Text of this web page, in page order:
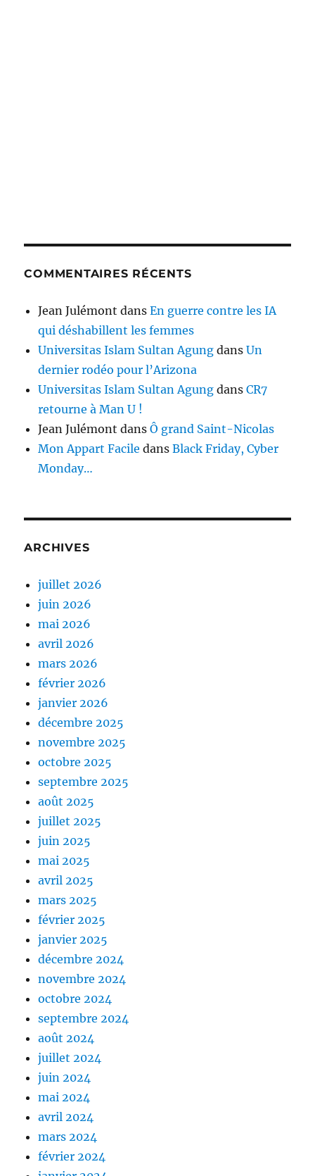
COMMENTAIRES RÉCENTS
Jean Julémont dansEn guerre contre les IA
qui déshabillent les femmes
Universitas Islam Sultan Agung dansUn
dernier rodéo pour l’Arizona
Universitas Islam Sultan Agung dansCR7
retourne à Man U !
Jean Julémont dansÔ grand Saint-Nicolas
Mon Appart Facile dansBlack Friday, Cyber
Monday…
ARCHIVES
juillet 2026
juin 2026
mai 2026
avril 2026
mars 2026
février 2026
janvier 2026
décembre 2025
novembre 2025
octobre 2025
septembre 2025
août 2025
juillet 2025
juin 2025
mai 2025
avril 2025
mars 2025
février 2025
janvier 2025
décembre 2024
novembre 2024
octobre 2024
septembre 2024
août 2024
juillet 2024
juin 2024
mai 2024
avril 2024
mars 2024
février 2024